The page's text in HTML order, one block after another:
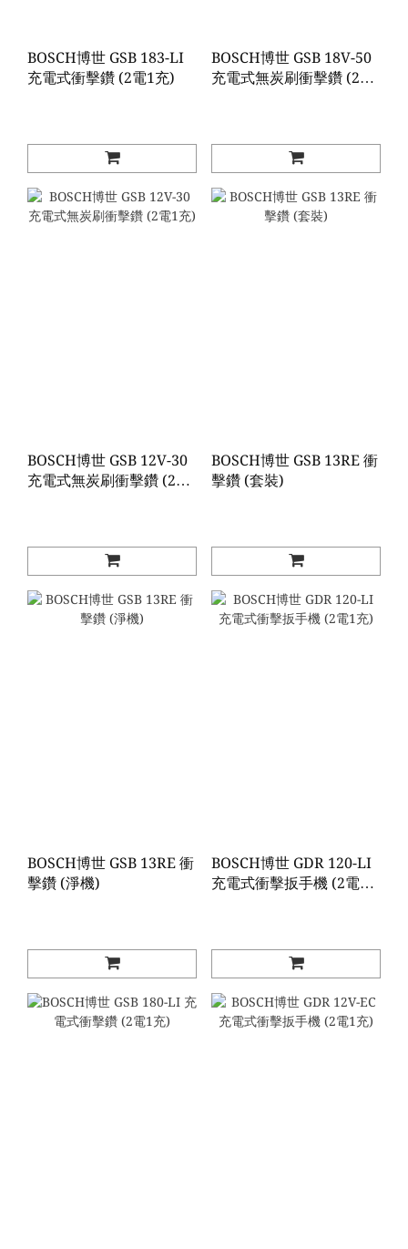
BOSCH博世 GSB 183-LI
充電式衝擊鑽 (2電1充)
BOSCH博世 GSB 18V-50
充電式無炭刷衝擊鑽 (2電
BOSCH博世 GSB 12V-30
充電式無炭刷衝擊鑽 (2電
BOSCH博世 GSB 13RE 衝
擊鑽 (套裝)
BOSCH博世 GSB 13RE 衝
擊鑽 (淨機)
BOSCH博世 GDR 120-LI
充電式衝擊扳手機 (2電1